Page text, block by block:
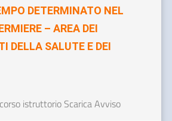
DETERMINATO NEL
– AREA DEI
DELLA SALUTE E DEI
istruttorio Scarica Avviso